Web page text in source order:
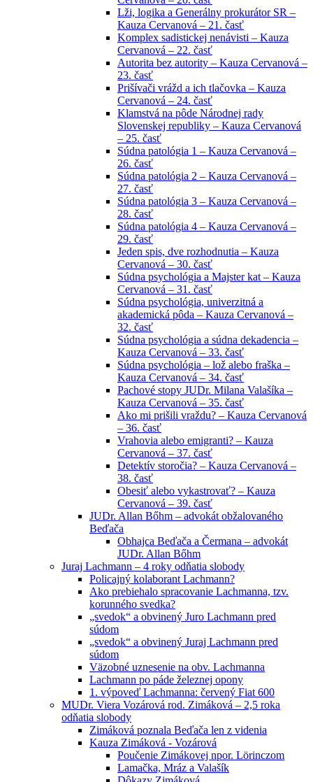
Lži, logika a Generálny prokurátor SR –
Kauza Cervanová – 21. časť
Komplex sadistickej nenávisti – Kauza
Cervanová – 22. časť
Autorita bez autority – Kauza Cervanová –
23. časť
Prišívači vrážd a ich tlačovka – Kauza
Cervanová – 24. časť
Klamstvá na pôde Národnej rady
Slovenskej republiky – Kauza Cervanová
– 25. časť
Súdna patológia 1 – Kauza Cervanová –
26. časť
Súdna patológia 2 – Kauza Cervanová –
27. časť
Súdna patológia 3 – Kauza Cervanová –
28. časť
Súdna patológia 4 – Kauza Cervanová –
29. časť
Jeden spis, dve rozhodnutia – Kauza
Cervanová – 30. časť
Súdna psychológia a Majster kat – Kauza
Cervanová – 31. časť
Súdna psychológia, univerzitná a
akademická pôda – Kauza Cervanová –
32. časť
Súdna psychológia a súdna dekadencia –
Kauza Cervanová – 33. časť
Súdna psychológia – lož alebo fraška –
Kauza Cervanová – 34. časť
Pachové stopy JUDr. Milana Valašíka –
Kauza Cervanová – 35. časť
Ako mi prišili vraždu? – Kauza Cervanová
– 36. časť
Vrahovia alebo emigranti? – Kauza
Cervanová – 37. časť
Detektív storočia? – Kauza Cervanová –
38. časť
Obesiť alebo vykastrovať? – Kauza
Cervanová – 39. časť
JUDr. Allan Bőhm – advokát obžalovaného
Beďača
Obhajca Beďača a Čermana – advokát
JUDr. Allan Bőhm
Juraj Lachmann – 4 roky odňatia slobody
Policajný kolaborant Lachmann?
Ako prebiehalo spracovanie Lachmanna, tzv.
korunného svedka?
„svedok“ a obvinený Juro Lachmann pred
súdom
„svedok“ a obvinený Juraj Lachmann pred
súdom
Väzobné uznesenie na obv. Lachmanna
Lachmann po páde železnej opony
1. výpoveď Lachmanna: červený Fiat 600
MUDr. Viera Vozárová rod. Zimáková – 2,5 roka
odňatia slobody
Zimáková poznala Beďača len z videnia
Kauza Zimáková - Vozárová
Poučenie Zimákovej npor. Lörinczom
Lamačka, Mráz a Valašík